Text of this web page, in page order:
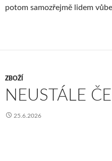
potom samozřejmě lidem
ZBOŽÍ
NEUSTÁLE
25.6.2026